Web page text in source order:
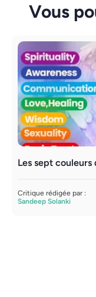
Vous
Les sept
Critique rédigée par :
Sandeep Solanki